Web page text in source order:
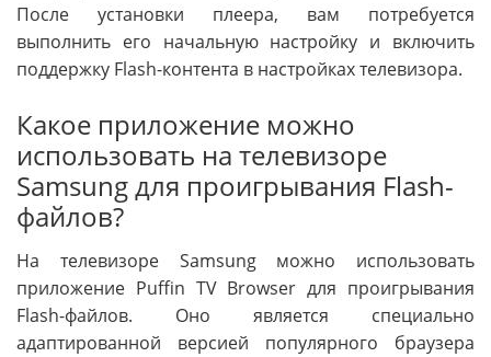
После установки плеера, вам потребуется
выполнить его начальную настройку и включить
поддержку Flash-контента в настройках телевизора.
Какое приложение можно
использовать на телевизоре
Samsung для проигрывания Flash-
файлов?
На телевизоре Samsung можно использовать
приложение Puffin TV Browser для проигрывания
Flash-файлов. Оно является специально
адаптированной версией популярного браузера